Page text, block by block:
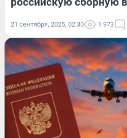
21 сентября, 2025, 02:30 1 973